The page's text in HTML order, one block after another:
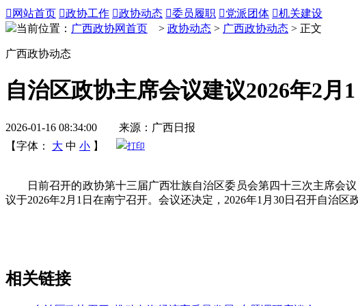
 网站首页 政协工作 政协动态 委员履职 党派团体 机关建设
当前位置： 广西政协网首页 > 政协动态 > 广西政协动态 > 正文
广西政协动态
自治区政协主席会议建议2026年2
2026-01-16 08:34:00 来源：广西日报
【字体：
大 中 小 】 打印
日前召开的政协第十三届广西壮族自治区委员会第四十三次主席会议
议于2026年2月1日在南宁召开。会议还决定，2026年1月30日召开自治
相关链接